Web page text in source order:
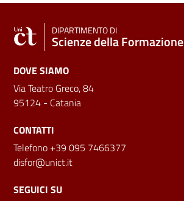
DIPARTIMENTO DI
Scienze della Formazione
DOVE SIAMO
Via Teatro Greco, 84
95124 - Catania
CONTATTI
Telefono +39 095 7466377
disfor@unict.it
SEGUICI SU